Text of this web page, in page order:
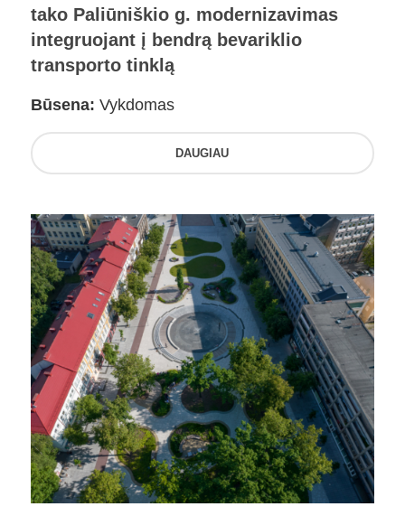
tako Paliūniškio g. modernizavimas
integruojant į bendrą bevariklio
transporto tinklą
Būsena: Vykdomas
DAUGIAU